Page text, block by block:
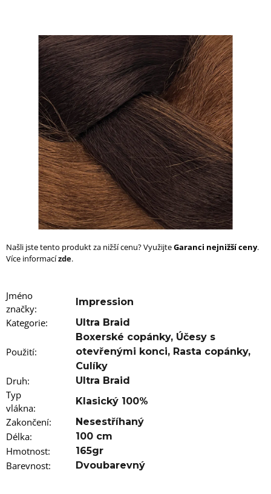
Našli jste tento produkt za nižší cenu? VyužijteGaranci nejnižší ceny.
Více informacízde.
Jméno
značky:
Impression
Kategorie: Ultra Braid
Použití:
Boxerské copánky, Účesy s
otevřenými konci, Rasta copánky,
Culíky
Druh: Ultra Braid
Typ
vlákna:
Klasický 100%
Zakončení: Nesestříhaný
Délka: 100 cm
Hmotnost: 165gr
Barevnost: Dvoubarevný
HLEDAT
o
r
u
j
e
m
JUMBO
BRAID
KANEKALON
22
SUPERBRAID
99
Kč
Původně:
149